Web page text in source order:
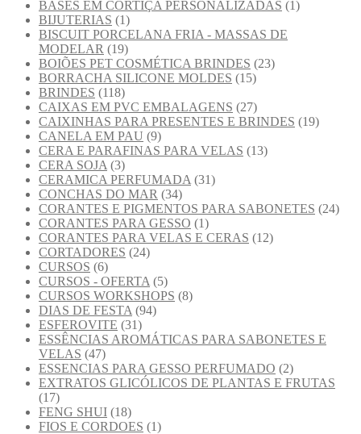
BASES EM CORTIÇA PERSONALIZADAS (1)
BIJUTERIAS (1)
BISCUIT PORCELANA FRIA - MASSAS DE
MODELAR (19)
BOIÕES PET COSMÉTICA BRINDES (23)
BORRACHA SILICONE MOLDES (15)
BRINDES (118)
CAIXAS EM PVC EMBALAGENS (27)
CAIXINHAS PARA PRESENTES E BRINDES (19)
CANELA EM PAU (9)
CERA E PARAFINAS PARA VELAS (13)
CERA SOJA (3)
CERAMICA PERFUMADA (31)
CONCHAS DO MAR (34)
CORANTES E PIGMENTOS PARA SABONETES (24)
CORANTES PARA GESSO (1)
CORANTES PARA VELAS E CERAS (12)
CORTADORES (24)
CURSOS (6)
CURSOS - OFERTA (5)
CURSOS WORKSHOPS (8)
DIAS DE FESTA (94)
ESFEROVITE (31)
ESSÊNCIAS AROMÁTICAS PARA SABONETES E
VELAS (47)
ESSENCIAS PARA GESSO PERFUMADO (2)
EXTRATOS GLICÓLICOS DE PLANTAS E FRUTAS
(17)
FENG SHUI (18)
FIOS E CORDOES (1)